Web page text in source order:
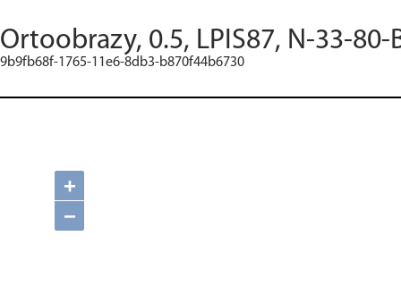
Ortoobrazy, 0.5, LPIS87, N-33-80-
9b9fb68f-1765-11e6-8db3-b870f44b6730
+
−